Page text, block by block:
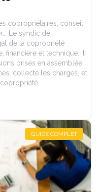
copropriétaires, conseil
Le syndic de
de la copropriété
financière et technique. Il
prises en assemblée
collecte les charges, et
GUIDE COMPLET